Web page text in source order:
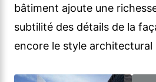
bâtiment ajoute une
subtilité des détails de la
encore le style architectural